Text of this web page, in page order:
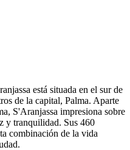
está situada en el sur de
de la capital, Palma. Aparte
S'Aranjassa impresiona sobre
y tranquilidad. Sus 460
combinación de la vida